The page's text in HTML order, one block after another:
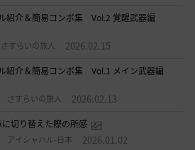
紹介＆簡易コンボ集 Vol.2 覚醒武器編
さすらいの旅人 2026.02.15
紹介＆簡易コンボ集 Vol.1 メイン武器編
さすらいの旅人 2026.02.13
切り替えた際の所感
アイシャハル-日本 2026.01.02